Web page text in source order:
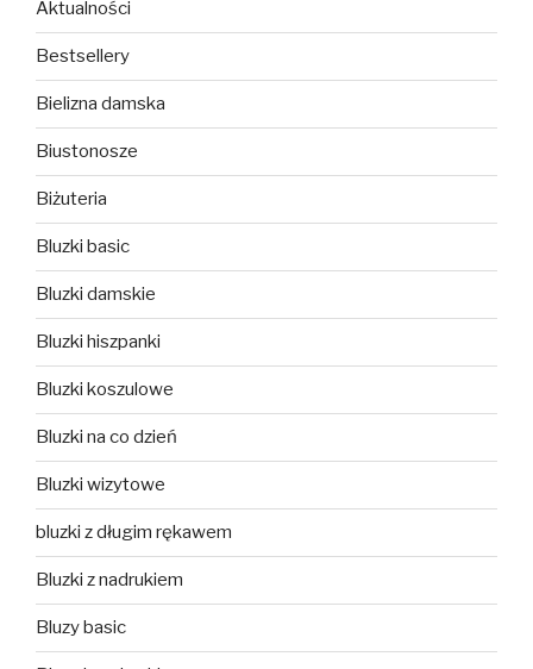
Aktualności
Bestsellery
Bielizna damska
Biustonosze
Biżuteria
Bluzki basic
Bluzki damskie
Bluzki hiszpanki
Bluzki koszulowe
Bluzki na co dzień
Bluzki wizytowe
bluzki z długim rękawem
Bluzki z nadrukiem
Bluzy basic